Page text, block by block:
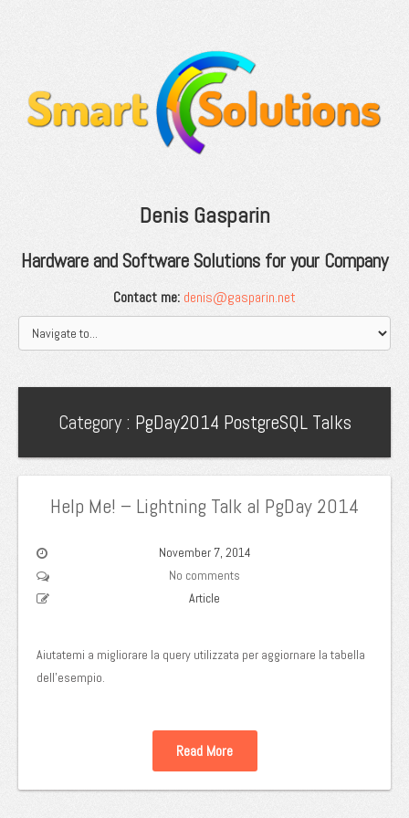
Denis Gasparin
Hardware and Software Solutions for your Company
Contact me: denis@gasparin.net
Category : PgDay2014 PostgreSQL Talks
Help Me! – Lightning Talk al PgDay 2014
November 7, 2014
No comments
Article
Aiutatemi a migliorare la query utilizzata per aggiornare la tabella
dell’esempio.
Read More